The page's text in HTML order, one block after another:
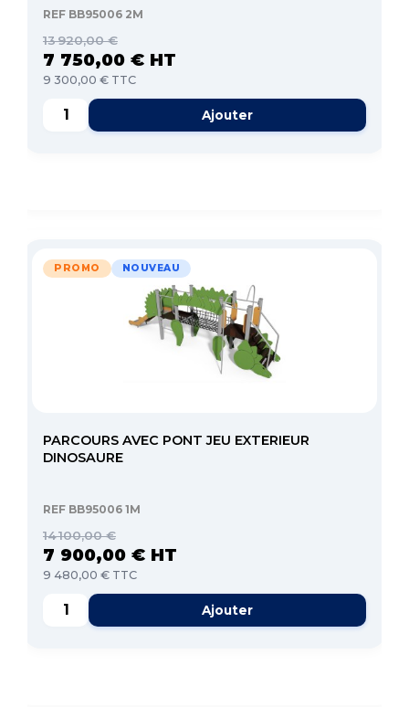
REF BB95006 2M
13 920,00 €
7 750,00 € HT
9 300,00 € TTC
Ajouter
PROMO NOUVEAU
PARCOURS AVEC PONT JEU EXTERIEUR
DINOSAURE
REF BB95006 1M
14 100,00 €
7 900,00 € HT
9 480,00 € TTC
Ajouter